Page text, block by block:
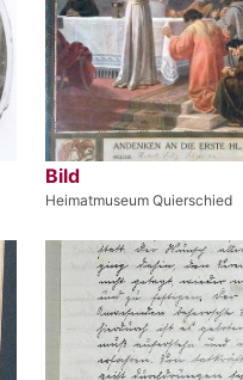
Bild
Heimatmuseum Quierschied